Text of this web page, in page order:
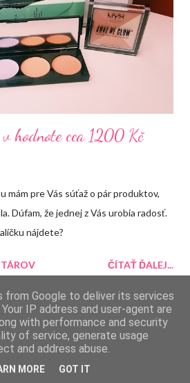
hodnote cca 1200 Kč
mám pre Vás súťaž o pár produktov,
Dúfam, že jednej z Vás urobia radosť.
nájdete?
ČÍTAŤ ĎALEJ...
službu Blogger
from Google to deliver its services
IP address and user-agent are
with performance and security
of service, generate usage
and address abuse.
MORE GOT IT